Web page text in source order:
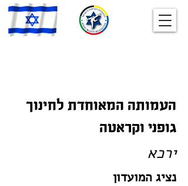
העמותה המאוחדת לחינוך
גופני וקראטה
ירכא
נציג המועדון